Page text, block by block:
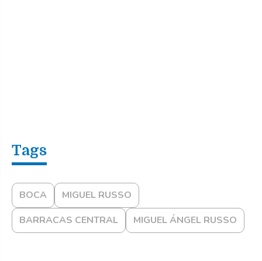
BOCA
MIGUEL RUSSO
BARRACAS CENTRAL
MIGUEL ÁNGEL RUSSO